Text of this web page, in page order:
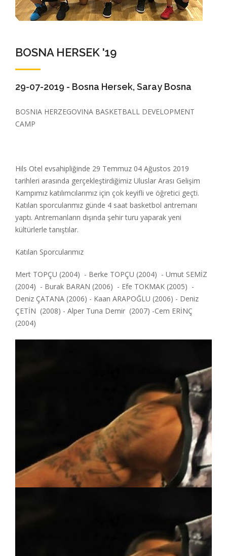
BOSNA HERSEK '19
29-07-2019 - Bosna Hersek, Saray Bosna
BOSNIA HERZEGOVINA BASKETBALL DEVELOPMENT
CAMP
Hils Otel evsahipliğinde 29 Temmuz 04 Ağustos 2019
tarihleri arasında gerçekleştirdiğimiz Uluslar Arası Gelişim
Kampımız katılımcılarımız için çok keyifli ve öğretici geçti.
Katılan sporcularımız günde 4 saat basketbol antremanı
yaptı. Antremanların dışında şehir turu yaparak yeni
kültürlerle tanıştılar.
Katılan Sporcularımız
Mert TOPÇU (2004) - Berke TOPÇU (2004) - Umut SEMİZ
(2004) - Burak BARAN (2006) - Efe TOKMAK (2005) -
Deniz ÇATANA (2006) - Kaan ARAPOĞLU (2006) - Deniz
ÇETİN (2008) - Alper Tuna Demir (2007) -Cem ERİNÇ
(2004)